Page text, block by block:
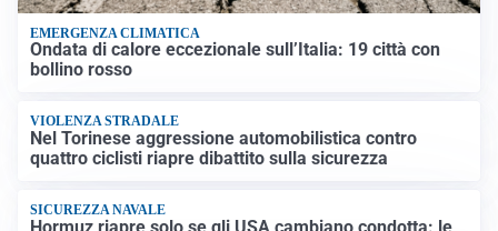
EMERGENZA CLIMATICA
Ondata di calore eccezionale sull’Italia: 19 città con
bollino rosso
VIOLENZA STRADALE
Nel Torinese aggressione automobilistica contro
quattro ciclisti riapre dibattito sulla sicurezza
SICUREZZA NAVALE
Hormuz riapre solo se gli USA cambiano condotta: le